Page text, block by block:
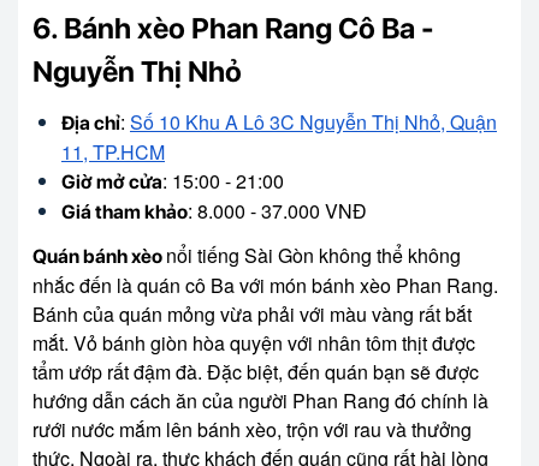
6. Bánh xèo Phan Rang Cô Ba -
Nguyễn Thị Nhỏ
Địa chỉ: Số 10 Khu A Lô 3C Nguyễn Thị Nhỏ, Quận
11, TP.HCM
Giờ mở cửa: 15:00 - 21:00
Giá tham khảo: 8.000 - 37.000 VNĐ
Quán bánh xèo nổi tiếng Sài Gòn không thể không
nhắc đến là quán cô Ba với món bánh xèo Phan Rang.
Bánh của quán mỏng vừa phải với màu vàng rất bắt
mắt. Vỏ bánh giòn hòa quyện với nhân tôm thịt được
tẩm ướp rất đậm đà. Đặc biệt, đến quán bạn sẽ được
hướng dẫn cách ăn của người Phan Rang đó chính là
rưới nước mắm lên bánh xèo, trộn với rau và thưởng
thức. Ngoài ra, thực khách đến quán cũng rất hài lòng